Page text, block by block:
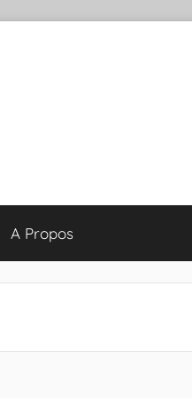
A Propos